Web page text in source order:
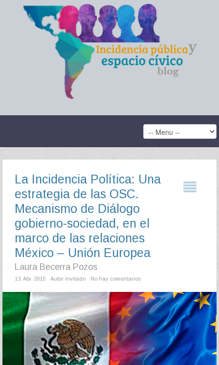
La Incidencia Política: Una
estrategia de las OSC.
Mecanismo de Diálogo
gobierno-sociedad, en el
marco de las relaciones
México – Unión Europea
Laura Becerra Pozos
13. Abr. 2015 Autor invitado No hay comentarios